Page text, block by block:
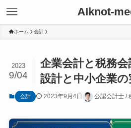
AIknot-
ホーム 会計
企業会計と税務
設計と中小企業の
2023
9/04
会計 2023年9月4日 公認会計士 /